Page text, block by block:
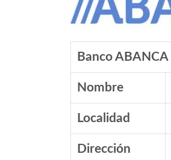
Banco ABANCA
Nombre
Localidad
Dirección